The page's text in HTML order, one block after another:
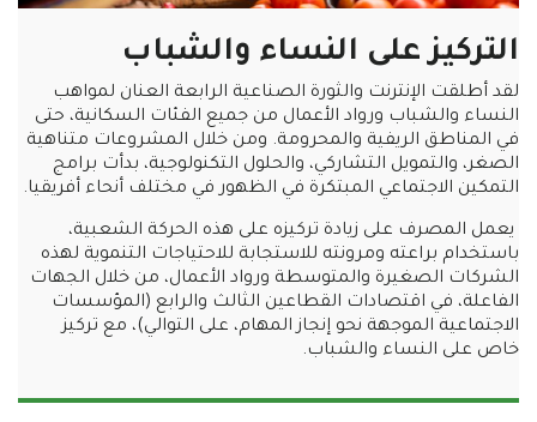
التركيز على النساء والشباب
لقد أطلقت الإنترنت والثورة الصناعية الرابعة العنان لمواهب
النساء والشباب ورواد الأعمال من جميع الفئات السكانية، حتى
في المناطق الريفية والمحرومة. ومن خلال المشروعات متناهية
الصغر، والتمويل التشاركي، والحلول التكنولوجية، بدأت برامج
التمكين الاجتماعي المبتكرة في الظهور في مختلف أنحاء أفريقيا.
يعمل المصرف على زيادة تركيزه على هذه الحركة الشعبية،
باستخدام براعته ومرونته للاستجابة للاحتياجات التنموية لهذه
الشركات الصغيرة والمتوسطة ورواد الأعمال، من خلال الجهات
الفاعلة، في اقتصادات القطاعين الثالث والرابع (المؤسسات
الاجتماعية الموجهة نحو إنجاز المهام، على التوالي)، مع تركيز
خاص على النساء والشباب.